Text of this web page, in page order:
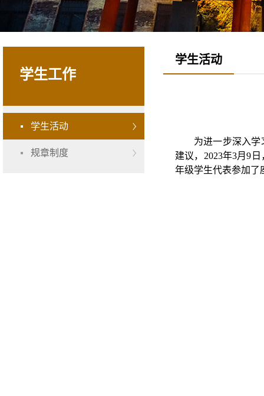
学生工作
学生活动
规章制度
学生活动
为进一步深入
建议，2023年3月9
年级学生代表参加了